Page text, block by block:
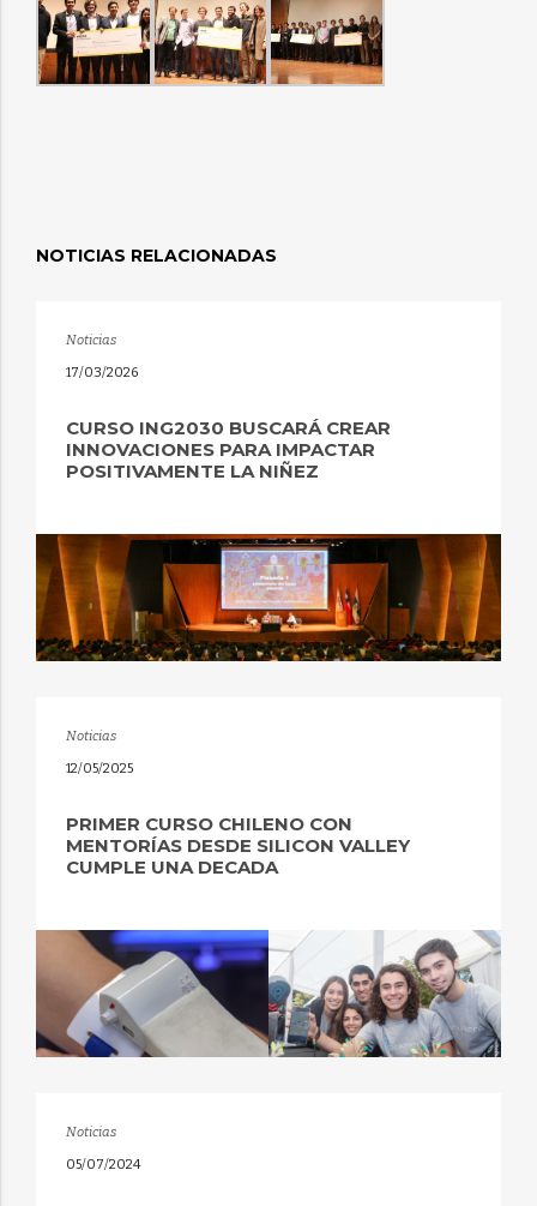
NOTICIAS RELACIONADAS
Noticias
17/03/2026
CURSO ING2030 BUSCARÁ CREAR
INNOVACIONES PARA IMPACTAR
POSITIVAMENTE LA NIÑEZ
Noticias
12/05/2025
PRIMER CURSO CHILENO CON
MENTORÍAS DESDE SILICON VALLEY
CUMPLE UNA DECADA
Noticias
05/07/2024